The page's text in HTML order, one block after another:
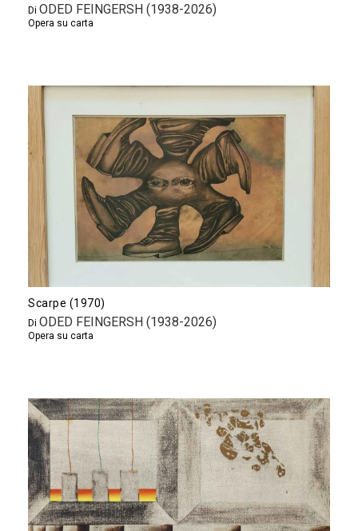
Di ODED FEINGERSH (1938-2026)
Opera su carta
Scarpe (1970)
Di ODED FEINGERSH (1938-2026)
Opera su carta